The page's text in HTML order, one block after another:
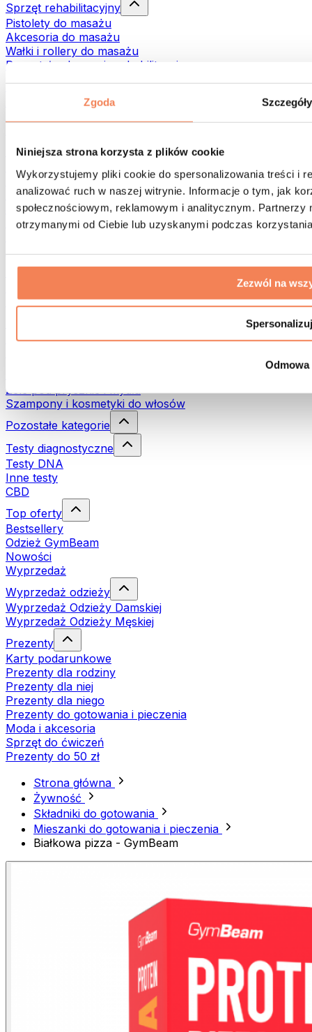
Zgoda Szczegóły
Niniejsza strona korzysta z plików cookie
Wykorzystujemy pliki cookie do spersonalizowania treści i
analizować ruch w naszej witrynie. Informacje o tym, jak
społecznościowym, reklamowym i analitycznym. Partnerzy
otrzymanymi od Ciebie lub uzyskanymi podczas
Zezwól na
Spersonalizuj
Odmowa
Sprzęt rehabilitacyjny
Pistolety do masażu
Akcesoria do masażu
Wałki i rollery do masażu
Pozostałe akcesoria rehabilitacyjne
Torby i plecaki
Torby na żywność i akcesoria
Akcesoria dopasowane do aktywności
Bieganie
Sporty walki
Kolarstwo
Joga i pilates
Terapia zimnem
Trekking
Filtry i dzbanki do wody
Środki do prania
Żele pod prysznic i mydła
Szampony i kosmetyki do włosów
Pozostałe kategorie
Testy diagnostyczne
Testy DNA
Inne testy
CBD
Top oferty
Bestsellery
Odzież GymBeam
Nowości
Wyprzedaż
Wyprzedaż odzieży
Wyprzedaż Odzieży Damskiej
Wyprzedaż Odzieży Męskiej
Prezenty
Karty podarunkowe
Prezenty dla rodziny
Prezenty dla niej
Prezenty dla niego
Prezenty do gotowania i pieczenia
Moda i akcesoria
Sprzęt do ćwiczeń
Prezenty do 50 zł
Strona główna
Żywność
Składniki do gotowania
Mieszanki do gotowania i pieczenia
Białkowa pizza - GymBeam